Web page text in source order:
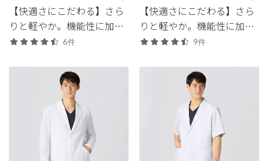
【快適さにこだわる】さら
りと軽やか。機能性に加
え、見た目のスマートさも
6件
【快適さにこだわる】さら
りと軽やか。機能性に加
え、見た目のスマートさも
9件